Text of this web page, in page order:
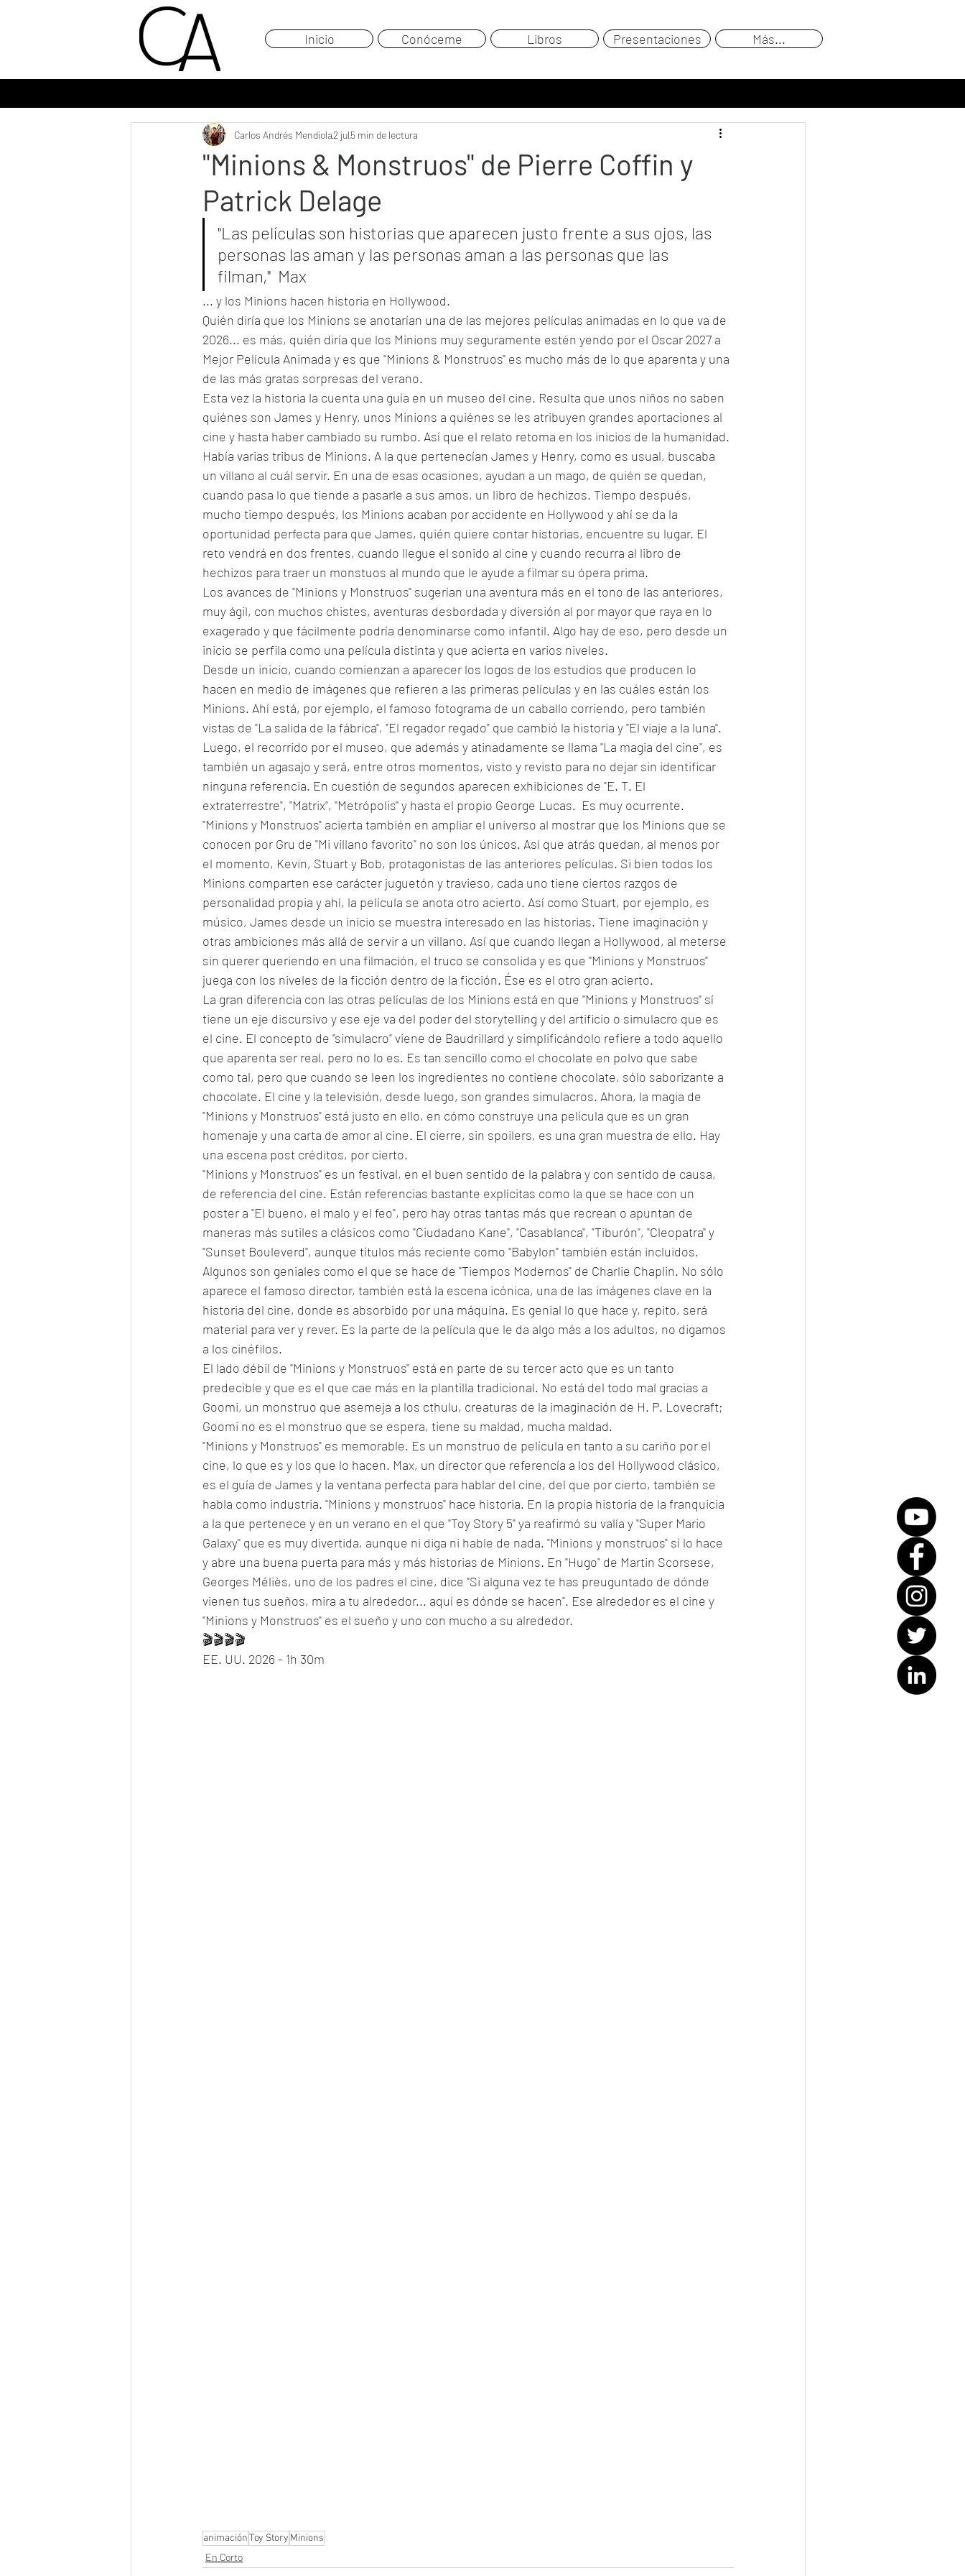
Inicio Conóceme Libros Presentaciones Más...
"Minions & Monstruos" de Pierre Coffin y
Patrick Delage
Carlos Andrés Mendiola2 jul5 min de lectura
"Las películas son historias que aparecen justo frente a sus ojos, las
personas las aman y las personas aman a las personas que las
filman,"  Max
... y los Minions hacen historia en Hollywood.
Quién diría que los Minions se anotarían una de las mejores películas animadas en lo que va de
2026... es más, quién diría que los Minions muy seguramente estén yendo por el Oscar 2027 a
Mejor Película Animada y es que "Minions & Monstruos" es mucho más de lo que aparenta y una
de las más gratas sorpresas del verano.
Esta vez la historia la cuenta una guía en un museo del cine. Resulta que unos niños no saben
quiénes son James y Henry, unos Minions a quiénes se les atribuyen grandes aportaciones al
cine y hasta haber cambiado su rumbo. Así que el relato retoma en los inicios de la humanidad.
Había varias tribus de Minions. A la que pertenecían James y Henry, como es usual, buscaba
un villano al cuál servir. En una de esas ocasiones, ayudan a un mago, de quién se quedan,
cuando pasa lo que tiende a pasarle a sus amos, un libro de hechizos. Tiempo después,
mucho tiempo después, los Minions acaban por accidente en Hollywood y ahí se da la
oportunidad perfecta para que James, quién quiere contar historias, encuentre su lugar. El
reto vendrá en dos frentes, cuando llegue el sonido al cine y cuando recurra al libro de
hechizos para traer un monstuos al mundo que le ayude a filmar su ópera prima.
Los avances de "Minions y Monstruos" sugerían una aventura más en el tono de las anteriores,
muy ágil, con muchos chistes, aventuras desbordada y diversión al por mayor que raya en lo
exagerado y que fácilmente podría denominarse como infantil. Algo hay de eso, pero desde un
inicio se perfila como una película distinta y que acierta en varios niveles.
Desde un inicio, cuando comienzan a aparecer los logos de los estudios que producen lo
hacen en medio de imágenes que refieren a las primeras películas y en las cuáles están los
Minions. Ahí está, por ejemplo, el famoso fotograma de un caballo corriendo, pero también
vistas de "La salida de la fábrica", "El regador regado" que cambió la historia y "El viaje a la luna".
Luego, el recorrido por el museo, que además y atinadamente se llama "La magia del cine", es
también un agasajo y será, entre otros momentos, visto y revisto para no dejar sin identificar
ninguna referencia. En cuestión de segundos aparecen exhibiciones de "E. T. El
extraterrestre", "Matrix", "Metrópolis" y hasta el propio George Lucas.  Es muy ocurrente.
"Minions y Monstruos" acierta también en ampliar el universo al mostrar que los Minions que se
conocen por Gru de "Mi villano favorito" no son los únicos. Así que atrás quedan, al menos por
el momento, Kevin, Stuart y Bob, protagonistas de las anteriores películas. Si bien todos los
Minions comparten ese carácter juguetón y travieso, cada uno tiene ciertos razgos de
personalidad propia y ahí, la película se anota otro acierto. Así como Stuart, por ejemplo, es
músico, James desde un inicio se muestra interesado en las historias. Tiene imaginación y
otras ambiciones más allá de servir a un villano. Así que cuando llegan a Hollywood, al meterse
sin querer queriendo en una filmación, el truco se consolida y es que "Minions y Monstruos"
juega con los niveles de la ficción dentro de la ficción. Ése es el otro gran acierto.
La gran diferencia con las otras películas de los Minions está en que "Minions y Monstruos" sí
tiene un eje discursivo y ese eje va del poder del storytelling y del artificio o simulacro que es
el cine. El concepto de "simulacro" viene de Baudrillard y simplificándolo refiere a todo aquello
que aparenta ser real, pero no lo es. Es tan sencillo como el chocolate en polvo que sabe
como tal, pero que cuando se leen los ingredientes no contiene chocolate, sólo saborizante a
chocolate. El cine y la televisión, desde luego, son grandes simulacros. Ahora, la magia de
"Minions y Monstruos" está justo en ello, en cómo construye una película que es un gran
homenaje y una carta de amor al cine. El cierre, sin spoilers, es una gran muestra de ello. Hay
una escena post créditos, por cierto.
"Minions y Monstruos" es un festival, en el buen sentido de la palabra y con sentido de causa,
de referencia del cine. Están referencias bastante explícitas como la que se hace con un
poster a "El bueno, el malo y el feo", pero hay otras tantas más que recrean o apuntan de
maneras más sutiles a clásicos como "Ciudadano Kane", "Casablanca", "Tiburón", "Cleopatra" y
"Sunset Bouleverd", aunque títulos más reciente como "Babylon" también están incluidos.
Algunos son geniales como el que se hace de "Tiempos Modernos" de Charlie Chaplin. No sólo
aparece el famoso director, también está la escena icónica, una de las imágenes clave en la
historia del cine, donde es absorbido por una máquina. Es genial lo que hace y, repito, será
material para ver y rever. Es la parte de la película que le da algo más a los adultos, no digamos
a los cinéfilos.
El lado débil de "Minions y Monstruos" está en parte de su tercer acto que es un tanto
predecible y que es el que cae más en la plantilla tradicional. No está del todo mal gracias a
Goomi, un monstruo que asemeja a los cthulu, creaturas de la imaginación de H. P. Lovecraft;
Goomi no es el monstruo que se espera, tiene su maldad, mucha maldad.
"Minions y Monstruos" es memorable. Es un monstruo de película en tanto a su cariño por el
cine, lo que es y los que lo hacen. Max, un director que referencía a los del Hollywood clásico,
es el guía de James y la ventana perfecta para hablar del cine, del que por cierto, también se
habla como industria. "Minions y monstruos" hace historia. En la propia historia de la franquicia
a la que pertenece y en un verano en el que "Toy Story 5" ya reafirmó su valía y "Super Mario
Galaxy" que es muy divertida, aunque ni diga ni hable de nada. "Minions y monstruos" sí lo hace
y abre una buena puerta para más y más historias de Minions. En "Hugo" de Martin Scorsese,
Georges Méliès, uno de los padres el cine, dice "Si alguna vez te has preuguntado de dónde
vienen tus sueños, mira a tu alrededor... aquí es dónde se hacen". Ese alrededor es el cine y
"Minions y Monstruos" es el sueño y uno con mucho a su alrededor.
🎬🎬🎬🎬
EE. UU. 2026 - 1h 30m
animaciónToy Story Minions
En Corto